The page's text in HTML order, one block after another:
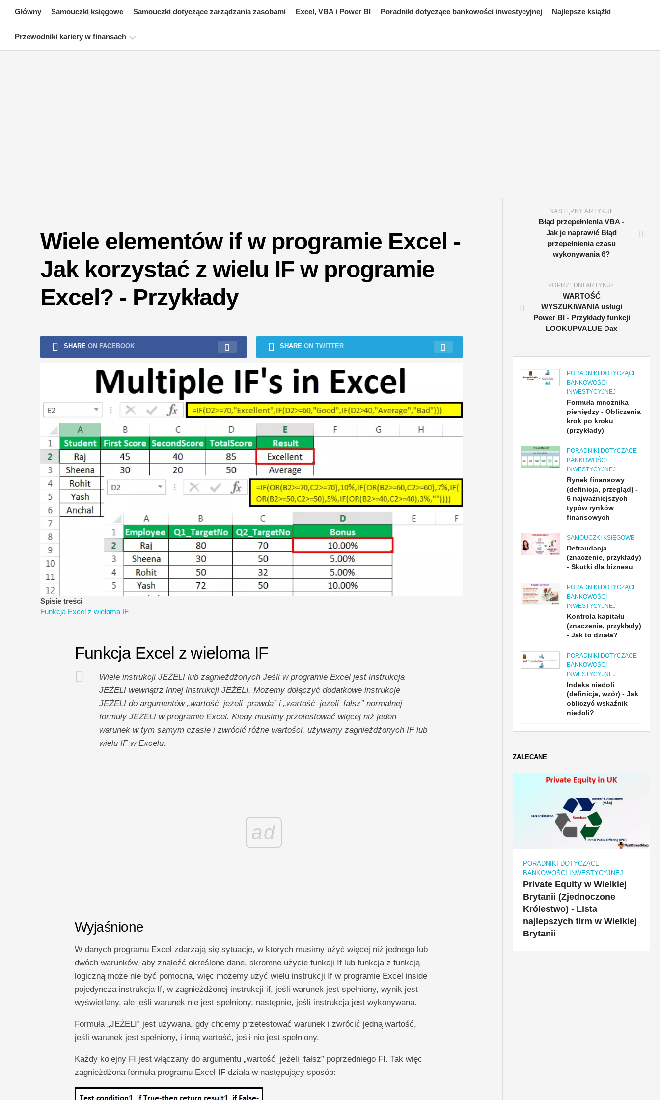
Główny Samouczki księgowe Samouczki dotyczące zarządzania zasobami Excel, VBA i Power BI Poradniki dotyczące bankowości inwestycyjnej Najlepsze książki
Przewodniki kariery w finansach
Wiele elementów if w programie Excel -
Jak korzystać z wielu IF w programie
Excel? - Przykłady
SHARE ON FACEBOOK SHARE ON TWITTER
Spisie treści
Funkcja Excel z wieloma IF
Funkcja Excel z wieloma IF
Wiele instrukcji JEŻELI lub zagnieżdżonych Jeśli w programie Excel jest instrukcja
JEŻELI wewnątrz innej instrukcji JEŻELI. Możemy dołączyć dodatkowe instrukcje
JEŻELI do argumentów „wartość_jeżeli_prawda” i „wartość_jeżeli_fałsz” normalnej
formuły JEŻELI w programie Excel. Kiedy musimy przetestować więcej niż jeden
warunek w tym samym czasie i zwrócić różne wartości, używamy zagnieżdżonych IF lub
wielu IF w Excelu.
ad
Wyjaśnione
W danych programu Excel zdarzają się sytuacje, w których musimy użyć więcej niż jednego lub
dwóch warunków, aby znaleźć określone dane, skromne użycie funkcji If lub funkcja z funkcją
logiczną może nie być pomocna, więc możemy użyć wielu instrukcji If w programie Excel inside
pojedyncza instrukcja If, w zagnieżdżonej instrukcji if, jeśli warunek jest spełniony, wynik jest
wyświetlany, ale jeśli warunek nie jest spełniony, następnie, jeśli instrukcja jest wykonywana.
Formuła „JEŻELI” jest używana, gdy chcemy przetestować warunek i zwrócić jedną wartość,
jeśli warunek jest spełniony, i inną wartość, jeśli nie jest spełniony.
Każdy kolejny FI jest włączany do argumentu „wartość_jeżeli_fałsz” poprzedniego FI. Tak więc
zagnieżdżona formuła programu Excel IF działa w następujący sposób:
NASTĘPNY ARTYKUŁ
Błąd przepełnienia VBA -
Jak je naprawić Błąd
przepełnienia czasu
wykonywania 6?
POPRZEDNI ARTYKUŁ
WARTOŚĆ
WYSZUKIWANIA usługi
Power BI - Przykłady funkcji
LOOKUPVALUE Dax
PORADNIKI DOTYCZĄCE
BANKOWOŚCI
INWESTYCYJNEJ
Formuła mnożnika
pieniędzy - Obliczenia
krok po kroku
(przykłady)
PORADNIKI DOTYCZĄCE
BANKOWOŚCI
INWESTYCYJNEJ
Rynek finansowy
(definicja, przegląd) -
6 najważniejszych
typów rynków
finansowych
SAMOUCZKI KSIĘGOWE
Defraudacja
(znaczenie, przykłady)
- Skutki dla biznesu
PORADNIKI DOTYCZĄCE
BANKOWOŚCI
INWESTYCYJNEJ
Kontrola kapitału
(znaczenie, przykłady)
- Jak to działa?
PORADNIKI DOTYCZĄCE
BANKOWOŚCI
INWESTYCYJNEJ
Indeks niedoli
(definicja, wzór) - Jak
obliczyć wskaźnik
niedoli?
ZALECANE
PORADNIKI DOTYCZĄCE
BANKOWOŚCI INWESTYCYJNEJ
Private Equity w Wielkiej
Brytanii (Zjednoczone
Królestwo) - Lista
najlepszych firm w Wielkiej
Brytanii